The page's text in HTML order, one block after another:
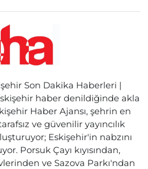
Son Dakika Haberleri |
haber denildiğinde akla
Haber Ajansı, şehrin en
ve güvenilir yayıncılık
Eskişehir'in nabzını
Porsuk Çayı kıyısından,
ve Sazova Parkı'ndan